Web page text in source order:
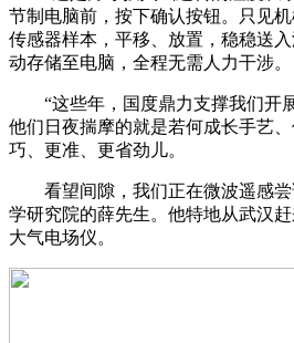
节制电脑前，按下确认按钮。只见
传感器样本，平移、放置，稳稳送
动存储至电脑，全程无需人力干涉。
“这些年，国度鼎力支撑我们开展
他们日夜揣摩的就是若何成长手艺
巧、更准、更省劲儿。
看望间隙，我们正在微波遥感尝
学研究院的薛先生。他特地从武汉
大气电场仪。